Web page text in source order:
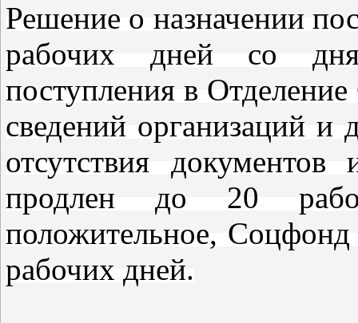
Решение о назначении
рабочих дней со дня
поступления в
сведений организаций и
отсутствия
продлен до 20
положительное, Соцфонд
рабочих дней.